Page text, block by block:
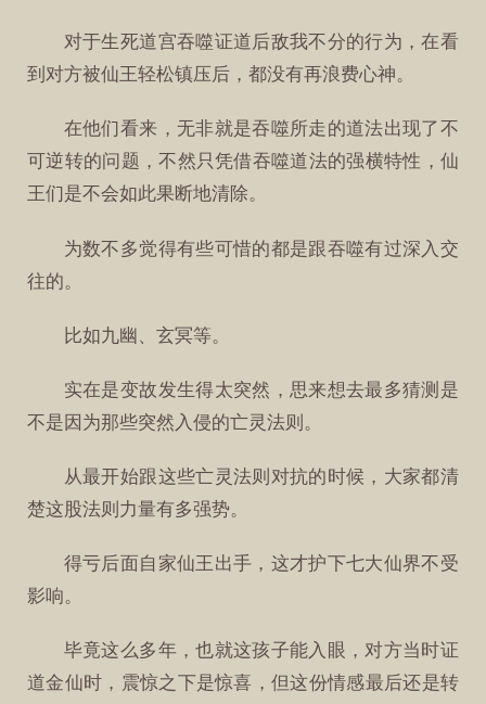
对于生死道宫吞噬证道后敌我不分的行为，在看
到对方被仙王轻松镇压后，都没有再浪费心神。
在他们看来，无非就是吞噬所走的道法出现了不
可逆转的问题，不然只凭借吞噬道法的强横特性，仙
王们是不会如此果断地清除。
为数不多觉得有些可惜的都是跟吞噬有过深入交
往的。
比如九幽、玄冥等。
实在是变故发生得太突然，思来想去最多猜测是
不是因为那些突然入侵的亡灵法则。
从最开始跟这些亡灵法则对抗的时候，大家都清
楚这股法则力量有多强势。
得亏后面自家仙王出手，这才护下七大仙界不受
影响。
毕竟这么多年，也就这孩子能入眼，对方当时证
道金仙时，震惊之下是惊喜，但这份情感最后还是转